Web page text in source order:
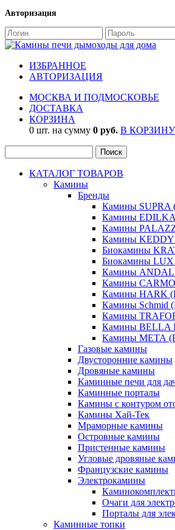
Авторизация
ИЗБРАННОЕ
АВТОРИЗАЦИЯ
МОСКВА И ПОДМОСКОВЬЕ
ДОСТАВКА
КОРЗИНА
0 шт. на сумму 0 руб. В КОРЗИНУ
КАТАЛОГ ТОВАРОВ
Камины
Бренды
Камины SUPRA
Камины
Камины
Камины
Биокамины
Биокамины LUX
Камины
Камины
Камины HARK
Камины Schmid
Камины
Камины BELLA
Камины МЕТА
Газовые камины
Двусторонние камины
Дровяные камины
Каминные печи для
Каминные порталы
Камины с контуром
Камины Хай-Тек
Мраморные камины
Островные камины
Пристенные камины
Угловые дровяные
Французские камины
Электрокамины
Очаги для
Порталы для
Каминные топки